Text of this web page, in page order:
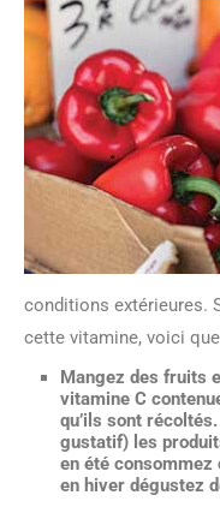
conditions extérieures.
cette vitamine, voici
Mangez des fruits
vitamine C
qu’ils sont
gustatif) les
en été
en hiver dégustez